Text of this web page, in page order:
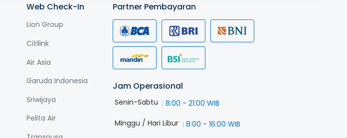
Web Check-In
Lion Group
Citilink
Air Asia
Garuda Indonesia
Sriwijaya
Pelita Air
Partner Pembayaran
Jam Operasional
Senin-Sabtu : 8:00 - 21:00 WIB
Minggu / Hari Libur : 8:00 - 16:00 WIB